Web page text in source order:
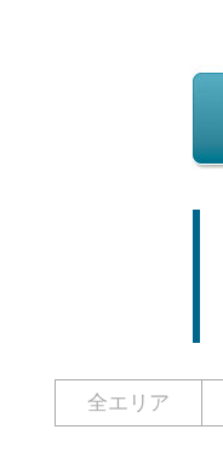
全エリア